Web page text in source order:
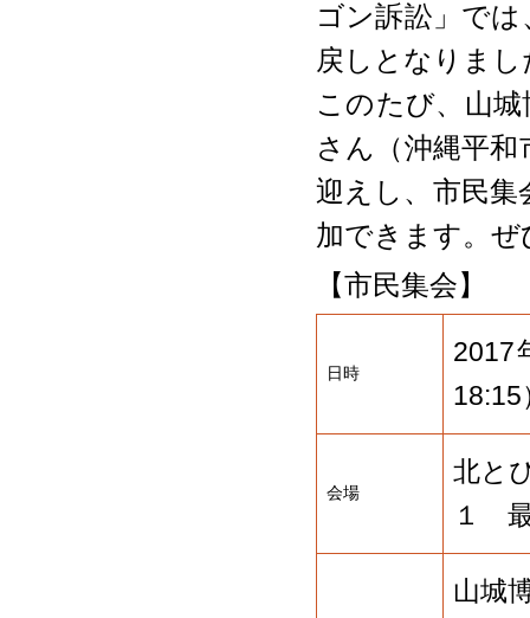
ゴン訴訟」で
戻しとなりまし
このたび、山
さん（沖縄平
迎えし、市民
加できます。
【市民集会】
日時
2017
18:15
会場
北と
１
山城